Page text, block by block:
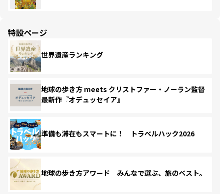
特設ページ
世界遺産ランキング
地球の歩き方 meets クリストファー・ノーラン監督
最新作『オデュッセイア』
準備も滞在もスマートに！ トラベルハック2026
地球の歩き方アワード みんなで選ぶ、旅のベスト。